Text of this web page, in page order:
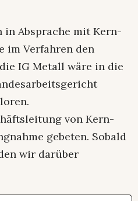
in Absprache mit Kern-
im Verfahren den
IG Metall wäre in die
von Kern-
gebeten. Sobald
wir darüber